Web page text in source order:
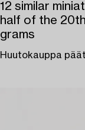
12 similar
half of the
grams
Huutokauppa